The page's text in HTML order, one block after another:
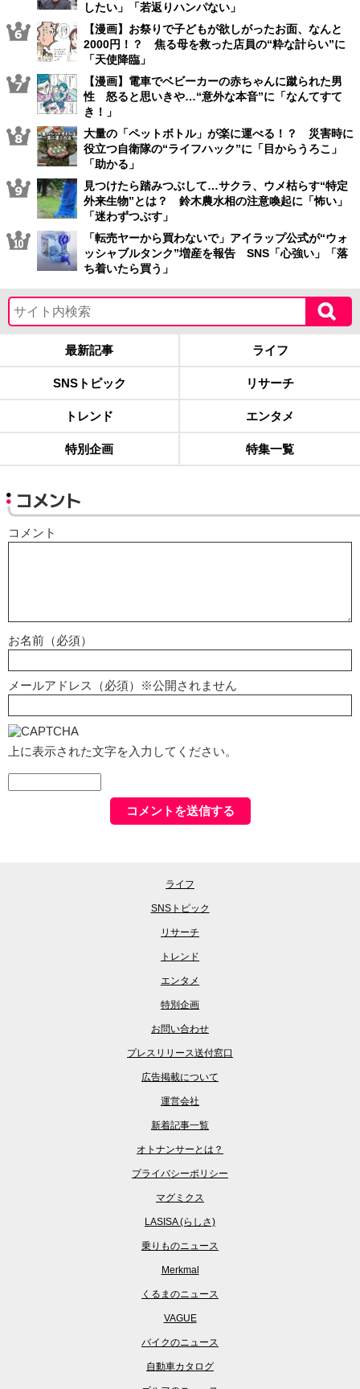
したい」「若返りハンパない」
【漫画】お祭りで子どもが欲しがったお面、なんと
2000円！？ 焦る母を救った店員の“粋な計らい”に
「天使降臨」
【漫画】電車でベビーカーの赤ちゃんに蹴られた男
性 怒ると思いきや…“意外な本音”に「なんてすて
き！」
大量の「ペットボトル」が楽に運べる！？ 災害時に
役立つ自衛隊の“ライフハック”に「目からうろこ」
「助かる」
見つけたら踏みつぶして…サクラ、ウメ枯らす“特定
外来生物”とは？ 鈴木農水相の注意喚起に「怖い」
「迷わずつぶす」
「転売ヤーから買わないで」アイラップ公式が“ウォ
ッシャブルタンク”増産を報告 SNS「心強い」「落
ち着いたら買う」
最新記事 ライフ
SNSトピック リサーチ
トレンド エンタメ
特別企画 特集一覧
コメント
コメント
お名前（必須）
メールアドレス（必須）※公開されません
上に表示された文字を入力してください。
ライフ
SNSトピック
リサーチ
トレンド
エンタメ
特別企画
お問い合わせ
プレスリリース送付窓口
広告掲載について
運営会社
新着記事一覧
オトナンサーとは？
プライバシーポリシー
マグミクス
LASISA (らしさ)
乗りものニュース
Merkmal
くるまのニュース
VAGUE
バイクのニュース
自動車カタログ